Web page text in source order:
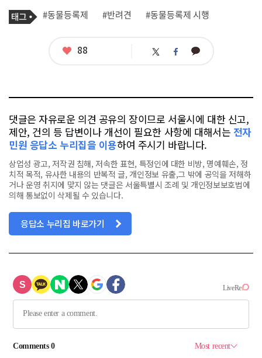
기
사
태
그
#동물등록제 #반려견 #동물등록제 시행
좋
88 트 페 카
댓글은 자유로운 의견 공유의 장이므로 서울시에 대한 신고,
제안, 건의 등 답변이나 개선이 필요한 사항에 대해서는 전자
민원 응답소 누리집을 이용하여 주시기 바랍니다.
상업성 광고, 저작권 침해, 저속한 표현, 특정인에 대한 비방, 명예훼손, 정
치적 목적, 유사한 내용의 반복적 글, 개인정보 유출,그 밖에 공익을 저해하
거나 운영 취지에 맞지 않는 댓글은 서울특별시 조례 및 개인정보보호법에
의해 통보없이 삭제될 수 있습니다.
응답소 누리집 바로가기